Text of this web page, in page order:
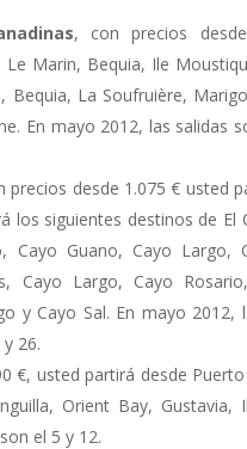
, con precios
Le Marin, Bequia, Ile
Bequia, La Soufruière,
En mayo 2012, las salidas
precios desde 1.075 € usted
los siguientes destinos de El
Cayo Guano, Cayo Largo,
Cayo Largo, Cayo
y Cayo Sal. En mayo 2012,
26.
€, usted partirá desde
Orient Bay, Gustavia,
el 5 y 12.